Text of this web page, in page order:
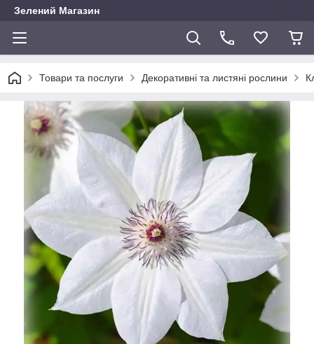
Зелений Магазин
Товари та послуги Декоративні та листяні рослини